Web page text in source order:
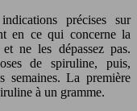
précises sur
en ce qui concerne la
ne les dépassez pas.
de spiruline, puis,
semaines. La première
à un gramme.